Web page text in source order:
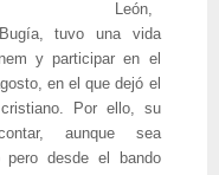
León,
tuvo una vida
y participar en el
en el que dejó el
Por ello, su
aunque sea
pero desde el bando